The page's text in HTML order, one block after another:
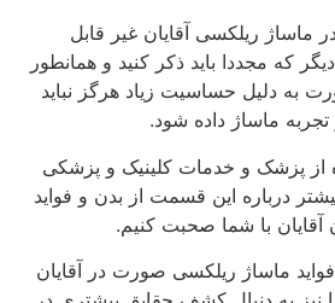
ریلکسی آقایان غیر قابل
که مجددا باید ذکر کنید و همانطور
به دلیل حساسیت زیاد هرگز نباید
ماساژ داده شود.
از پزشک و خدمات کلینیک و پزشکی
درباره این قسمت از بدن و فواید
با شما صحبت کنیم.
ماساژ ریلکسی صورت در آقایان